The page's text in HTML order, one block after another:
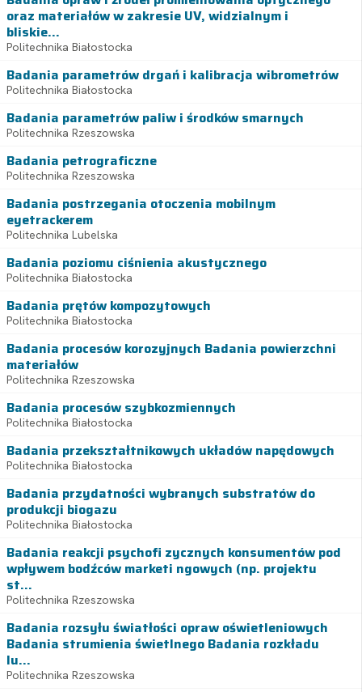
oraz materiałów w zakresie UV, widzialnym i
bliskie...
Politechnika Białostocka
Badania parametrów drgań i kalibracja wibrometrów
Politechnika Białostocka
Badania parametrów paliw i środków smarnych
Politechnika Rzeszowska
Badania petrograficzne
Politechnika Rzeszowska
Badania postrzegania otoczenia mobilnym
eyetrackerem
Politechnika Lubelska
Badania poziomu ciśnienia akustycznego
Politechnika Białostocka
Badania prętów kompozytowych
Politechnika Białostocka
Badania procesów korozyjnych Badania powierzchni
materiałów
Politechnika Rzeszowska
Badania procesów szybkozmiennych
Politechnika Białostocka
Badania przekształtnikowych układów napędowych
Politechnika Białostocka
Badania przydatności wybranych substratów do
produkcji biogazu
Politechnika Białostocka
Badania reakcji psychofi zycznych konsumentów pod
wpływem bodźców marketi ngowych (np. projektu
st...
Politechnika Rzeszowska
Badania rozsyłu światłości opraw oświetleniowych
Badania strumienia świetlnego Badania rozkładu
lu...
Politechnika Rzeszowska